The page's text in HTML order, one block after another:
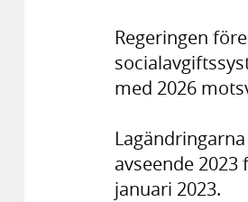
Regeringen
med 2026
avseende
januari 2023.